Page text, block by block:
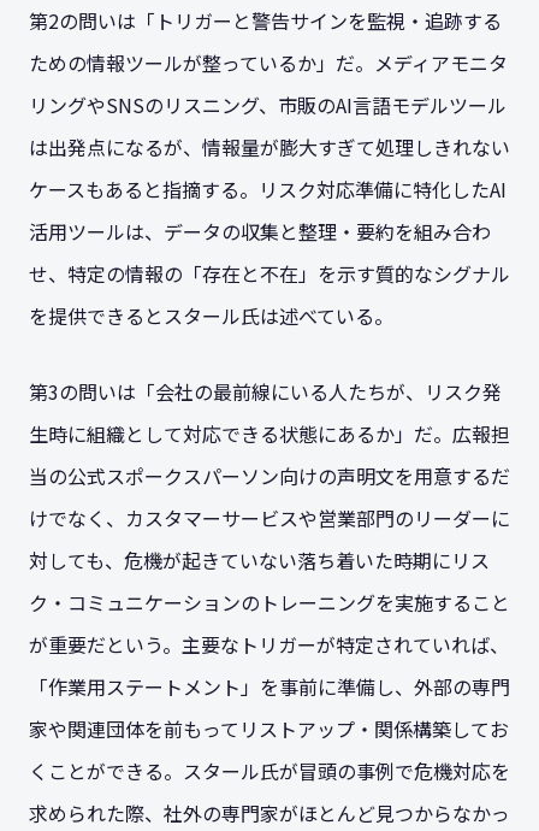
第2の問いは「トリガーと警告サインを監視・追跡する
ための情報ツールが整っているか」だ。メディアモニタ
リングやSNSのリスニング、市販のAI言語モデルツール
は出発点になるが、情報量が膨大すぎて処理しきれない
ケースもあると指摘する。リスク対応準備に特化したAI
活用ツールは、データの収集と整理・要約を組み合わ
せ、特定の情報の「存在と不在」を示す質的なシグナル
を提供できるとスタール氏は述べている。
第3の問いは「会社の最前線にいる人たちが、リスク発
生時に組織として対応できる状態にあるか」だ。広報担
当の公式スポークスパーソン向けの声明文を用意するだ
けでなく、カスタマーサービスや営業部門のリーダーに
対しても、危機が起きていない落ち着いた時期にリス
ク・コミュニケーションのトレーニングを実施すること
が重要だという。主要なトリガーが特定されていれば、
「作業用ステートメント」を事前に準備し、外部の専門
家や関連団体を前もってリストアップ・関係構築してお
くことができる。スタール氏が冒頭の事例で危機対応を
求められた際、社外の専門家がほとんど見つからなかっ